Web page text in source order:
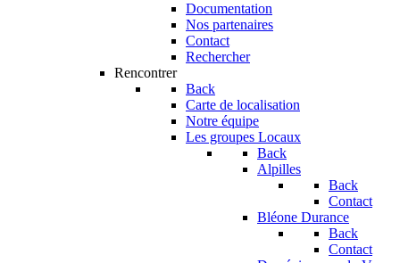
Documentation
Nos partenaires
Contact
Rechercher
Rencontrer
Back
Carte de localisation
Notre équipe
Les groupes Locaux
Back
Alpilles
Back
Contact
Bléone Durance
Back
Contact